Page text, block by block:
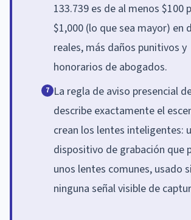
133.739 es de al menos $100
$1,000 (lo que sea mayor) en
reales, más daños punitivos y
honorarios de abogados.
7 La regla de aviso presencial
describe exactamente el
crean los lentes inteligentes:
dispositivo de grabación que
unos lentes comunes, usado
ninguna señal visible de